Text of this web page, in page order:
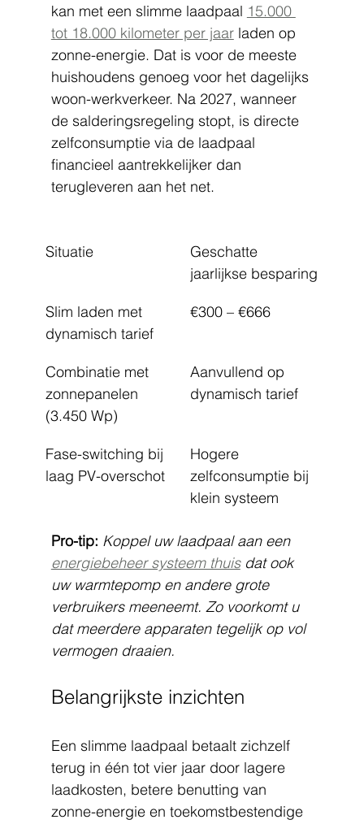
kan met een slimme laadpaal 15.000
tot 18.000 kilometer per jaar laden op
zonne-energie. Dat is voor de meeste
huishoudens genoeg voor het dagelijks
woon-werkverkeer. Na 2027, wanneer
de salderingsregeling stopt, is directe
zelfconsumptie via de laadpaal
financieel aantrekkelijker dan
terugleveren aan het net.
Situatie
Geschatte
jaarlijkse besparing
Slim laden met
dynamisch tarief
€300 – €666
Combinatie met
zonnepanelen
(3.450 Wp)
Aanvullend op
dynamisch tarief
Fase-switching bij
laag PV-overschot
Hogere
zelfconsumptie bij
klein systeem
Pro-tip: Koppel uw laadpaal aan een
energiebeheer systeem thuis dat ook
uw warmtepomp en andere grote
verbruikers meeneemt. Zo voorkomt u
dat meerdere apparaten tegelijk op vol
vermogen draaien.
Belangrijkste inzichten
Een slimme laadpaal betaalt zichzelf
terug in één tot vier jaar door lagere
laadkosten, betere benutting van
zonne-energie en toekomstbestendige